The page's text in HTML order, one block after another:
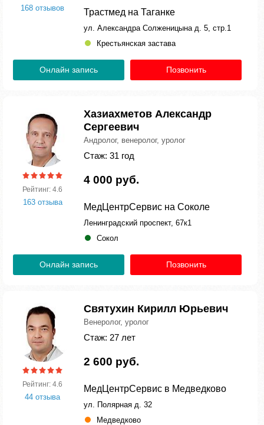
168 отзывов Трастмед на Таганке
ул. Александра Солженицына д. 5, стр.1
Крестьянская застава
Онлайн запись Позвонить
Рейтинг: 4.6
163 отзыва
Хазиахметов Александр
Сергеевич
Андролог, венеролог, уролог
Стаж: 31 год
4 000 руб.
МедЦентрСервис на Соколе
Ленинградский проспект, 67к1
Сокол
Онлайн запись Позвонить
Рейтинг: 4.6
44 отзыва
Святухин Кирилл Юрьевич
Венеролог, уролог
Стаж: 27 лет
2 600 руб.
МедЦентрСервис в Медведково
ул. Полярная д. 32
Медведково